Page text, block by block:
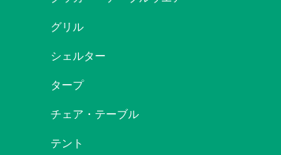
グリル
シェルター
タープ
チェア・テーブル
テント